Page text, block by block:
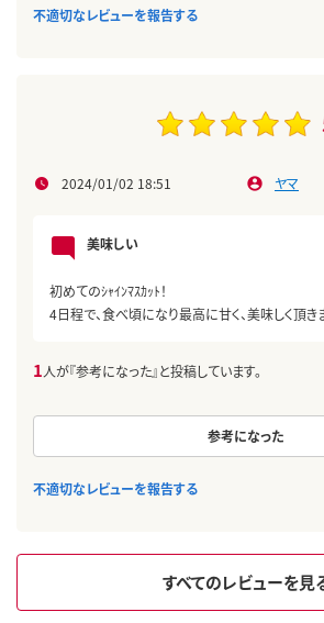
不適切なレビューを報告する
2024/01/02 18:51 ヤマ
美味しい
初めてのｼｬｲﾝﾏｽｶｯﾄ！
4日程で、食べ頃になり最高に甘く、美味しく頂き
1人が『参考になった』と投稿しています。
参考になった
不適切なレビューを報告する
すべてのレビューを見